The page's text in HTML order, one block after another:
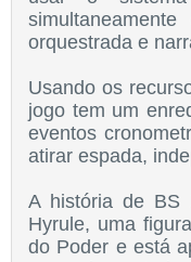
orquestrada e
Usando os
jogo tem um
eventos
atirar espada,
A história de BS
Hyrule, uma
do Poder e está